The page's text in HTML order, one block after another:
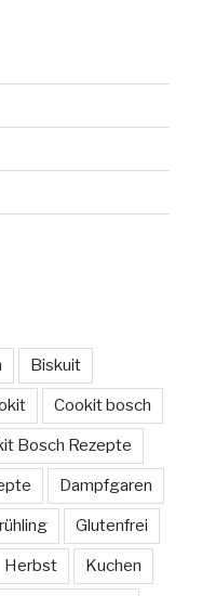
Biskuit
Cookit bosch
Bosch Rezepte
Dampfgaren
Glutenfrei
Herbst Kuchen